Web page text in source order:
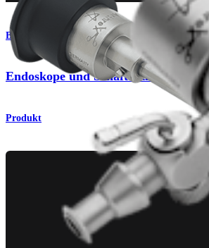
Bildgebung & Resektion
Endoskope und Schäfte für die Hüfte
Produkt